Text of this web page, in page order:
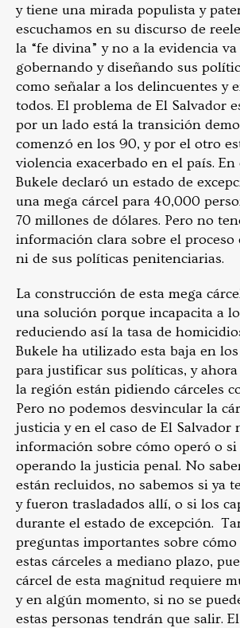
y tiene una mirada populista y
escuchamos en su discurso de
la “fe divina” y no a la evidencia
gobernando y diseñando sus
como señalar a los delincuentes y
todos. El problema de El Salvador
por un lado está la transición
comenzó en los 90, y por el otro
violencia exacerbado en el país. En
Bukele declaró un estado de
una mega cárcel para 40,000
70 millones de dólares. Pero no
información clara sobre el proceso
ni de sus políticas penitenciarias.
La construcción de esta mega
una solución porque incapacita a
reduciendo así la tasa de
Bukele ha utilizado esta baja en
para justificar sus políticas, y
la región están pidiendo cárceles
Pero no podemos desvincular la
justicia y en el caso de El Salvador
información sobre cómo operó o si
operando la justicia penal. No
están recluidos, no sabemos si ya
y fueron trasladados allí, o si los
durante el estado de excepción.
preguntas importantes sobre
estas cárceles a mediano plazo,
cárcel de esta magnitud requiere
y en algún momento, si no se
estas personas tendrán que salir.